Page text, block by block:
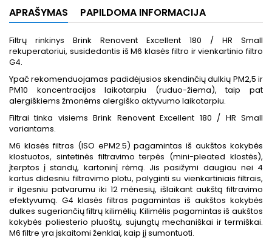
APRAŠYMAS PAPILDOMA INFORMACIJA
Filtrų rinkinys Brink Renovent Excellent 180 / HR Small
rekuperatoriui, susidedantis iš M6 klasės filtro ir vienkartinio filtro
G4.
Ypač rekomenduojamas padidėjusios skendinčių dulkių PM2,5 ir
PM10 koncentracijos laikotarpiu (ruduo-žiema), taip pat
alergiškiems žmonėms alergiško aktyvumo laikotarpiu.
Filtrai tinka visiems Brink Renovent Excellent 180 / HR Small
variantams.
M6 klasės filtras (ISO ePM2.5) pagamintas iš aukštos kokybės
klostuotos, sintetinės filtravimo terpės (mini-pleated klostės),
įterptos į standų, kartoninį rėmą. Jis pasižymi daugiau nei 4
kartus didesniu filtravimo plotu, palyginti su vienkartiniais filtrais,
ir ilgesniu patvarumu iki 12 mėnesių, išlaikant aukštą filtravimo
efektyvumą. G4 klasės filtras pagamintas iš aukštos kokybės
dulkes sugeriančių filtrų kilimėlių. Kilimėlis pagamintas iš aukštos
kokybės poliesterio pluoštų, sujungtų mechaniškai ir termiškai.
M6 filtre yra įskaitomi ženklai, kaip jį sumontuoti.